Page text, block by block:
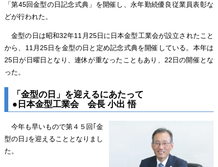
「第45回金型の日記念式典」を開催し、永年勤続優良従業員表彰な
どが行われた。
金型の日は昭和32年11月25日に日本金型工業会が設立されたこと
から、11月25日を金型の日と定め記念式典を開催している。本年は
25日が日曜日となり、連休が重なったこともあり、22日の開催とな
った。
「金型の日」を迎えるにあたって
●日本金型工業会 会長 小出 悟
今年も早いもので第４５回｢金
型の日｣を迎えることとなりまし
た。